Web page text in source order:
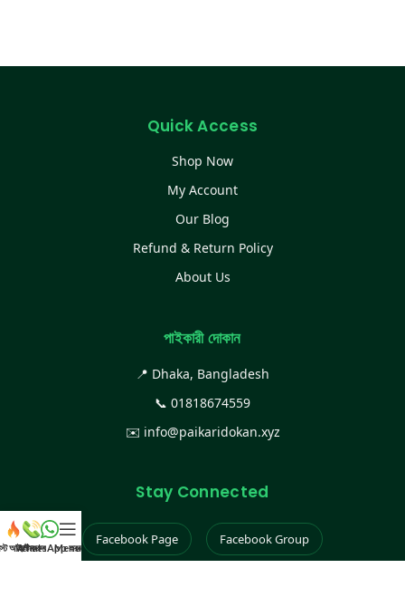
Quick Access
Shop Now
My Account
Our Blog
Refund & Return Policy
About Us
পাইকারী দোকান
📍 Dhaka, Bangladesh
📞 01818674559
✉️ info@paikaridokan.xyz
Stay Connected
Facebook Page Facebook Group
আইটেম
কল করুন
WhatsApp করুন
Menu